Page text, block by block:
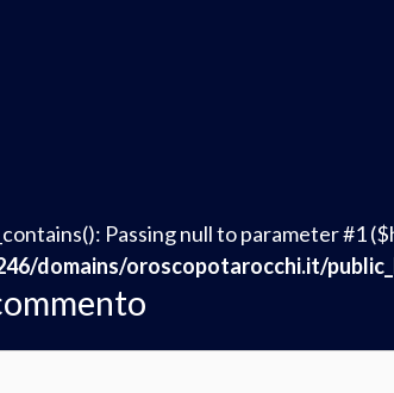
Passing null to parameter #1
domains/oroscopotarocchi.it/